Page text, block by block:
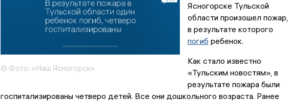
© Фото: «Наш Ясногорск»
Ясногорске Тульской
области произошел пожар,
в результате которого
погиб ребенок.
Как стало известно
«Тульским новостям», в
результате пожара были
госпитализированы четверо детей. Все они дошкольного возраста. Ранее